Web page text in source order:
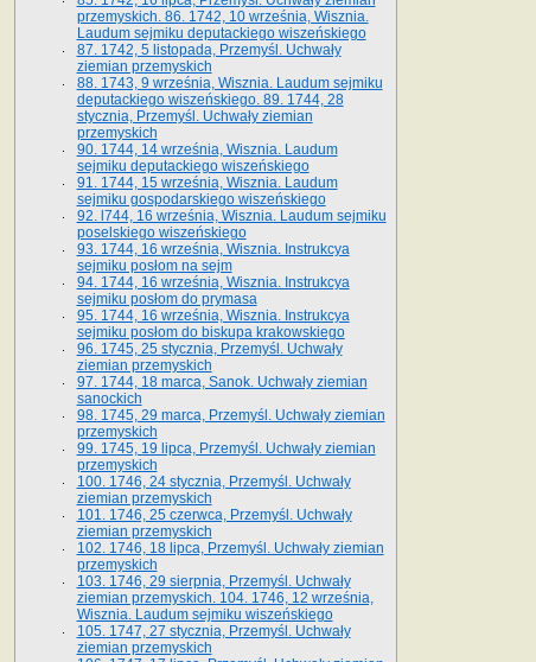
przemyskich. 86. 1742, 10 września, Wisznia.
Laudum sejmiku deputackiego wiszeńskiego
87. 1742, 5 listopada, Przemyśl. Uchwały
ziemian przemyskich
88. 1743, 9 września, Wisznia. Laudum sejmiku
deputackiego wiszeńskiego. 89. 1744, 28
stycznia, Przemyśl. Uchwały ziemian
przemyskich
90. 1744, 14 września, Wisznia. Laudum
sejmiku deputackiego wiszeńskiego
91. 1744, 15 września, Wisznia. Laudum
sejmiku gospodarskiego wiszeńskiego
92. l744, 16 września, Wisznia. Laudum sejmiku
poselskiego wiszeńskiego
93. 1744, 16 września, Wisznia. Instrukcya
sejmiku posłom na sejm
94. 1744, 16 września, Wisznia. Instrukcya
sejmiku posłom do prymasa
95. 1744, 16 września, Wisznia. Instrukcya
sejmiku posłom do biskupa krakowskiego
96. 1745, 25 stycznia, Przemyśl. Uchwały
ziemian przemyskich
97. 1744, 18 marca, Sanok. Uchwały ziemian
sanockich
98. 1745, 29 marca, Przemyśl. Uchwały ziemian
przemyskich
99. 1745, 19 lipca, Przemyśl. Uchwały ziemian
przemyskich
100. 1746, 24 stycznia, Przemyśl. Uchwały
ziemian przemyskich
101. 1746, 25 czerwca, Przemyśl. Uchwały
ziemian przemyskich
102. 1746, 18 lipca, Przemyśl. Uchwały ziemian
przemyskich
103. 1746, 29 sierpnia, Przemyśl. Uchwały
ziemian przemyskich. 104. 1746, 12 września,
Wisznia. Laudum sejmiku wiszeńskiego
105. 1747, 27 stycznia, Przemyśl. Uchwały
ziemian przemyskich